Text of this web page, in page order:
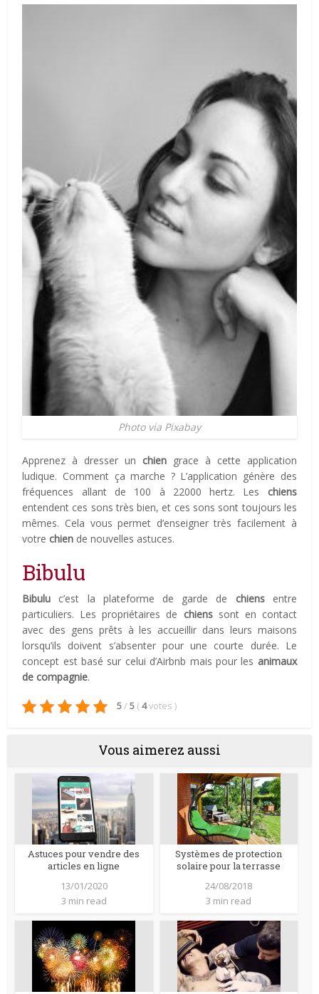
Photo via Pixabay
Apprenez à dresser un chien grace à cette application
ludique. Comment ça marche ? L’application génère des
fréquences allant de 100 à 22000 hertz. Les chiens
entendent ces sons très bien, et ces sons sont toujours les
mêmes. Cela vous permet d’enseigner très facilement à
votre chien de nouvelles astuces.
Bibulu
Bibulu c’est la plateforme de garde de chiensentre
particuliers. Les propriétaires de chienssont en contact
avec des gens prêts à les accueillir dans leurs maisons
lorsqu’ils doivent s’absenter pour une courte durée. Le
concept est basé sur celui d’Airbnb mais pour les animaux
de compagnie.
5/ 5 (4votes )
Vous aimerez aussi
Astuces pour vendre des
articles en ligne
13/01/2020
3 min read
Systèmes de protection
solaire pour la terrasse
24/08/2018
3 min read